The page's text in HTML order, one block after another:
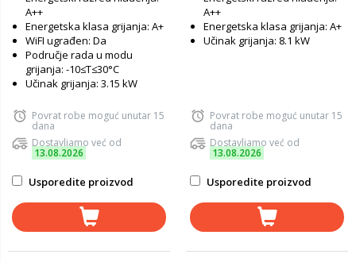
A++
Energetska klasa grijanja: A+
WiFI ugrađen: Da
Područje rada u modu
grijanja: -10≤T≤30°C
Učinak grijanja: 3.15 kW
Povrat robe moguć unutar 15
dana
Dostavljamo već od
13.08.2026
Usporedite proizvod
A++
Energetska klasa grijanja: A+
Učinak grijanja: 8.1 kW
Povrat robe moguć unutar 15
dana
Dostavljamo već od
13.08.2026
Usporedite proizvod